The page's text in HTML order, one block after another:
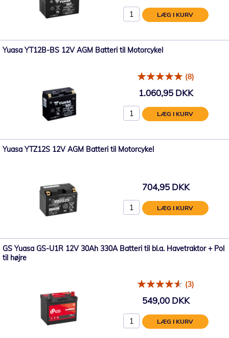
LÆG I KURV
Yuasa YT12B-BS 12V AGM Batteri til Motorcykel
(8)
1.060,95 DKK
LÆG I KURV
Yuasa YTZ12S 12V AGM Batteri til Motorcykel
704,95 DKK
LÆG I KURV
GS Yuasa GS-U1R 12V 30Ah 330A Batteri til bl.a. Havetraktor + Pol
til højre
(3)
549,00 DKK
LÆG I KURV